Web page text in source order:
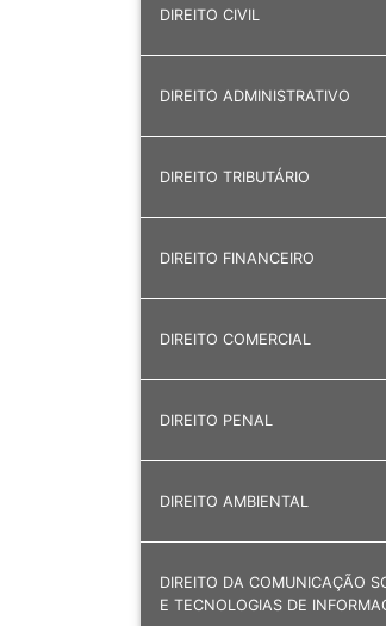
DIREITO CIVIL
DIREITO ADMINISTRATIVO
DIREITO TRIBUTÁRIO
DIREITO FINANCEIRO
DIREITO COMERCIAL
DIREITO PENAL
DIREITO AMBIENTAL
DIREITO DA COMUNICAÇÃO
E TECNOLOGIAS DE